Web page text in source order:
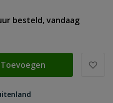
besteld, vandaag
Toevoegen